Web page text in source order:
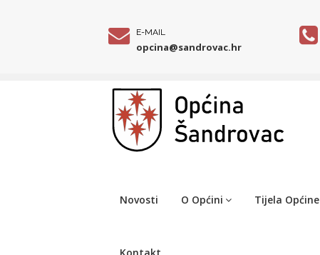
E-MAIL
opcina@sandrovac.hr
Novosti O Općini Tijela Općine